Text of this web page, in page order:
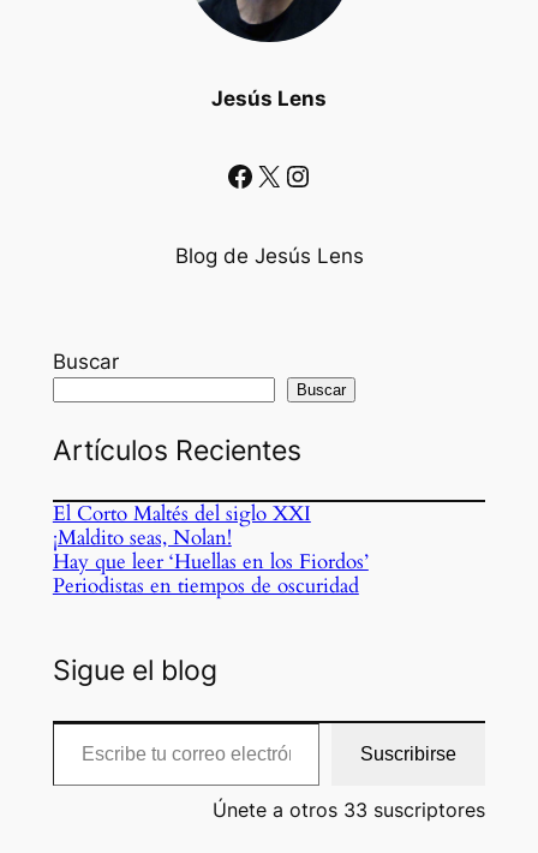
Jesús Lens
Facebook X Instagram
Blog de Jesús Lens
Buscar
Buscar
Artículos Recientes
El Corto Maltés del siglo XXI
¡Maldito seas, Nolan!
Hay que leer ‘Huellas en los Fiordos’
Periodistas en tiempos de oscuridad
Sigue el blog
Escribe tu correo electrónico…
Suscribirse
Únete a otros 33 suscriptores